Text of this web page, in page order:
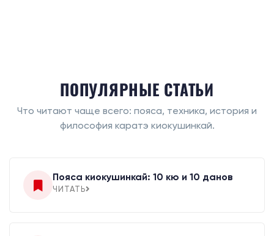
ПОПУЛЯРНЫЕ СТАТЬИ
Что читают чаще всего: пояса, техника, история и
философия каратэ киокушинкай.
Пояса киокушинкай: 10 кю и 10 данов
ЧИТАТЬ